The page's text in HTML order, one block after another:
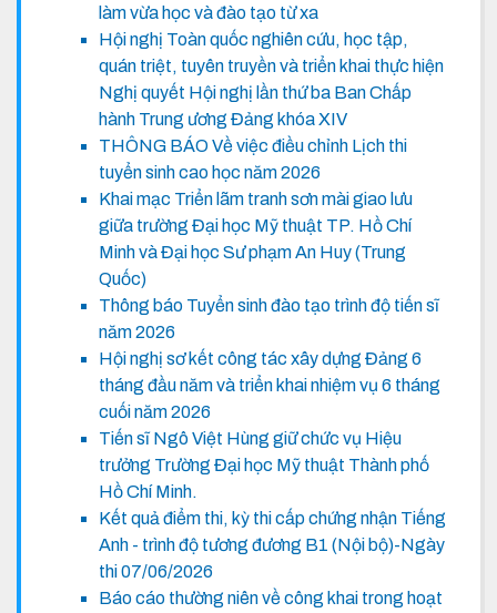
làm vừa học và đào tạo từ xa
Hội nghị Toàn quốc nghiên cứu, học tập,
quán triệt, tuyên truyền và triển khai thực hiện
Nghị quyết Hội nghị lần thứ ba Ban Chấp
hành Trung ương Đảng khóa XIV
THÔNG BÁO Về việc điều chỉnh Lịch thi
tuyển sinh cao học năm 2026
Khai mạc Triển lãm tranh sơn mài giao lưu
giữa trường Đại học Mỹ thuật TP. Hồ Chí
Minh và Đại học Sư phạm An Huy (Trung
Quốc)
Thông báo Tuyển sinh đào tạo trình độ tiến sĩ
năm 2026
Hội nghị sơ kết công tác xây dựng Đảng 6
tháng đầu năm và triển khai nhiệm vụ 6 tháng
cuối năm 2026
Tiến sĩ Ngô Việt Hùng giữ chức vụ Hiệu
trưởng Trường Đại học Mỹ thuật Thành phố
Hồ Chí Minh.
Kết quả điểm thi, kỳ thi cấp chứng nhận Tiếng
Anh - trình độ tương đương B1 (Nội bộ)-Ngày
thi 07/06/2026
Báo cáo thường niên về công khai trong hoạt